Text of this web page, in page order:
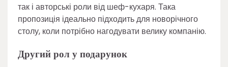
так і авторські роли від шеф-кухаря. Така
пропозиція ідеально підходить для новорічного
столу, коли потрібно нагодувати велику компанію.
Другий рол у подарунок